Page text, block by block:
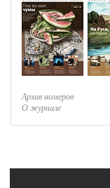
Архив номеров
О журнале